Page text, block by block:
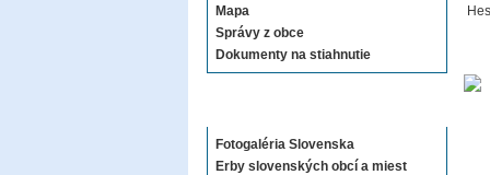
Mapa
Správy z obce
Dokumenty na stiahnutie
Fotogaléria Slovenska
Erby slovenských obcí a miest